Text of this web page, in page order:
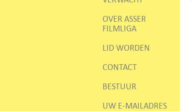
OVER ASSER
FILMLIGA
LID WORDEN
CONTACT
BESTUUR
UW E-MAILADRES